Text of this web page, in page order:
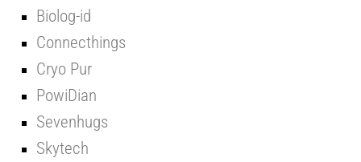
Biolog-id
Connecthings
Cryo Pur
PowiDian
Sevenhugs
Skytech